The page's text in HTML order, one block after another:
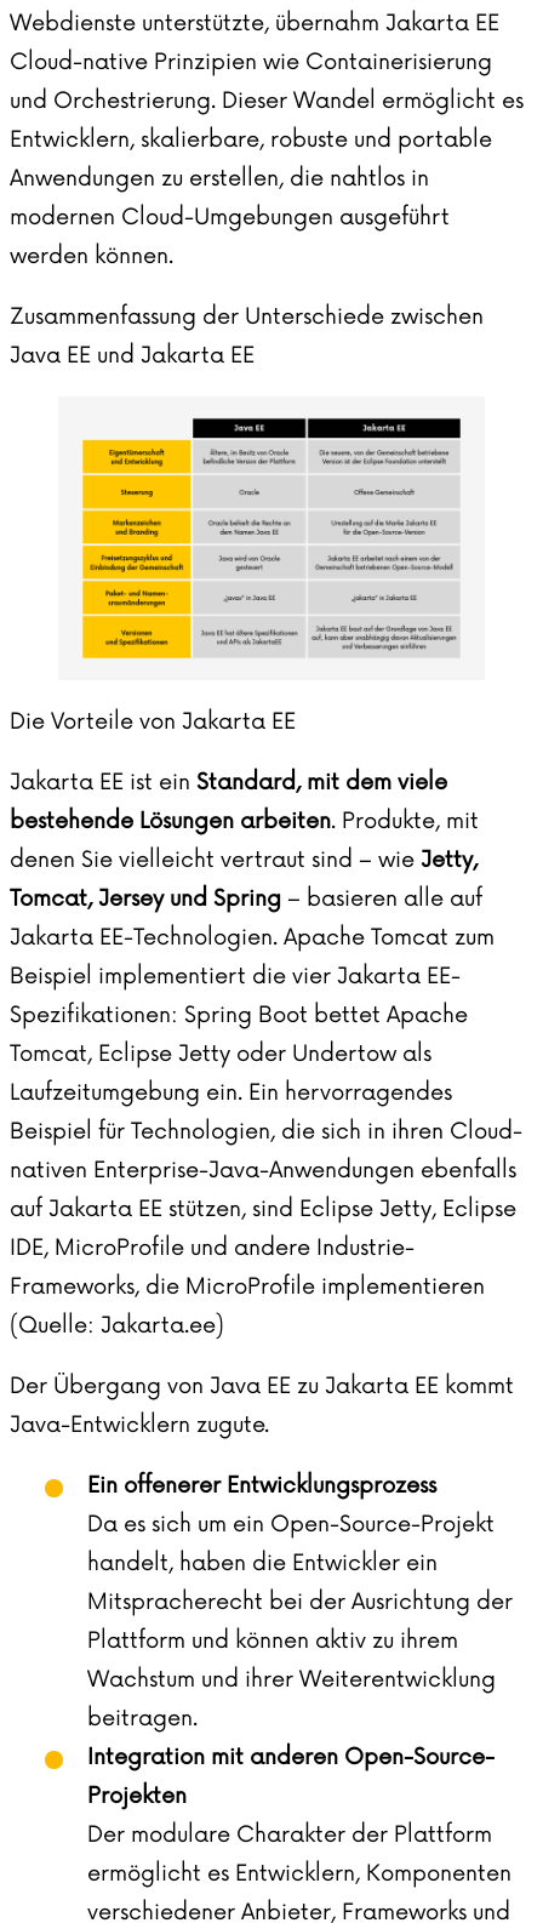
Webdienste unterstützte, übernahm Jakarta EE
Cloud-native Prinzipien wie Containerisierung
und Orchestrierung. Dieser Wandel ermöglicht es
Entwicklern, skalierbare, robuste und portable
Anwendungen zu erstellen, die nahtlos in
modernen Cloud-Umgebungen ausgeführt
werden können.
Zusammenfassung der Unterschiede zwischen
Java EE und Jakarta EE
Die Vorteile von Jakarta EE
Jakarta EE ist ein Standard, mit dem viele
bestehende Lösungen arbeiten. Produkte, mit
denen Sie vielleicht vertraut sind – wie Jetty,
Tomcat, Jersey und Spring – basieren alle auf
Jakarta EE-Technologien. Apache Tomcat zum
Beispiel implementiert die vier Jakarta EE-
Spezifikationen: Spring Boot bettet Apache
Tomcat, Eclipse Jetty oder Undertow als
Laufzeitumgebung ein. Ein hervorragendes
Beispiel für Technologien, die sich in ihren Cloud-
nativen Enterprise-Java-Anwendungen ebenfalls
auf Jakarta EE stützen, sind Eclipse Jetty, Eclipse
IDE, MicroProfile und andere Industrie-
Frameworks, die MicroProfile implementieren
(Quelle: Jakarta.ee)
Der Übergang von Java EE zu Jakarta EE kommt
Java-Entwicklern zugute.
Ein offenerer Entwicklungsprozess
Da es sich um ein Open-Source-Projekt
handelt, haben die Entwickler ein
Mitspracherecht bei der Ausrichtung der
Plattform und können aktiv zu ihrem
Wachstum und ihrer Weiterentwicklung
beitragen.
Integration mit anderen Open-Source-
Projekten
Der modulare Charakter der Plattform
ermöglicht es Entwicklern, Komponenten
verschiedener Anbieter, Frameworks und